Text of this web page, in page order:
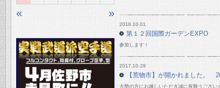
2018.10.01
第１２回国際ガーデンEXPO
参加します！
2017.10.29
【荒物市】が開かれました。
大勢の方にお越しいただき誠に有難うござい
« »